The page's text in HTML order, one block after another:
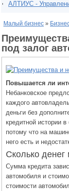
АЛТИУС -
Малый бизнес »
под залог
Повышается ли
Небанковское
каждого
деньги без
кредитной истории
потому что на
него есть и
Сколько
Сумма кредита
автомобиля и
стоимости